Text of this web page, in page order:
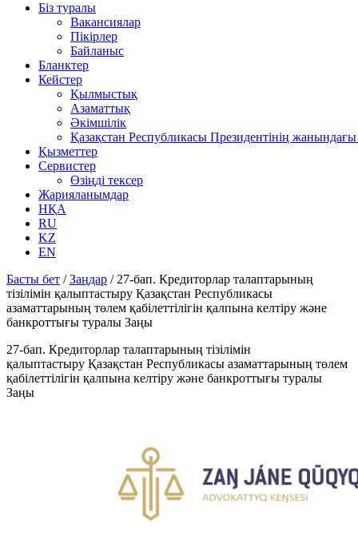
Біз туралы
Вакансиялар
Пікірлер
Байланыс
Бланктер
Кейстер
Қылмыстық
Азаматтық
Әкімшілік
Қазақстан Республикасы Президентінің
Қызметтер
Сервистер
Өзіңді тексер
Жарияланымдар
НҚА
RU
KZ
EN
Басты бет /Заңдар / 27-бап. Кредиторлар талаптарының
тізілімін қалыптастыру Қазақстан Республикасы
азаматтарының төлем қабілеттілігін қалпына келтіру және
банкроттығы туралы Заңы
27-бап. Кредиторлар талаптарының тізілімін
қалыптастыру Қазақстан Республикасы азаматтарының төлем
қабілеттілігін қалпына келтіру және банкроттығы туралы
Заңы